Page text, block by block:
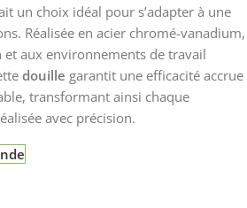
un choix idéal pour s’adapter à une
Réalisée en acier chromé-vanadium,
et aux environnements de travail
douille garantit une efficacité accrue
transformant ainsi chaque
avec précision.